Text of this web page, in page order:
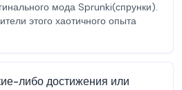
мода Sprunki(спрунки).
этого хаотичного опыта
либо достижения или